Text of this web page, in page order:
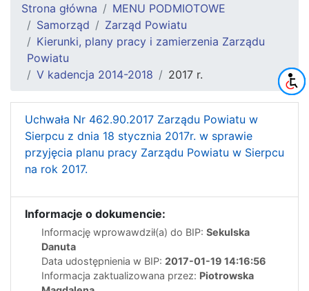
Strona główna
MENU PODMIOTOWE
Samorząd
Zarząd Powiatu
Kierunki, plany pracy i zamierzenia Zarządu
Powiatu
V kadencja 2014-2018
2017 r.
Uchwała Nr 462.90.2017 Zarządu Powiatu w
Sierpcu z dnia 18 stycznia 2017r. w sprawie
przyjęcia planu pracy Zarządu Powiatu w Sierpcu
na rok 2017.
Informacje o dokumencie:
Informację wprowawdził(a) do BIP: Sekulska
Danuta
Data udostępnienia w BIP: 2017-01-19 14:16:56
Informacja zaktualizowana przez: Piotrowska